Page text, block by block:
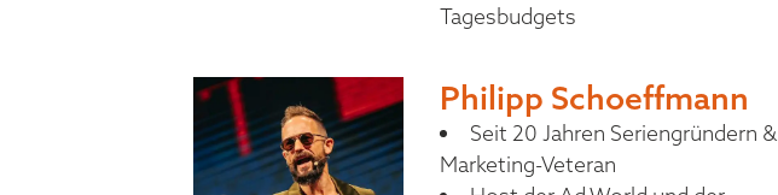
Tagesbudgets
Philipp Schoeffmann
Seit 20 Jahren Seriengründern &
Marketing-Veteran